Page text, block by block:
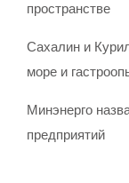
пространстве
Сахалин и
море и
Минэнерго
предприятий